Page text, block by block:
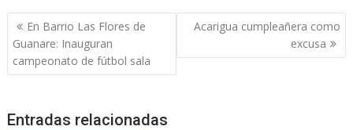
Navegación
de
entradas
En Barrio Las Flores de
Guanare: Inauguran
campeonato de fútbol sala
Acarigua cumpleañera como
excusa
Entradas relacionadas